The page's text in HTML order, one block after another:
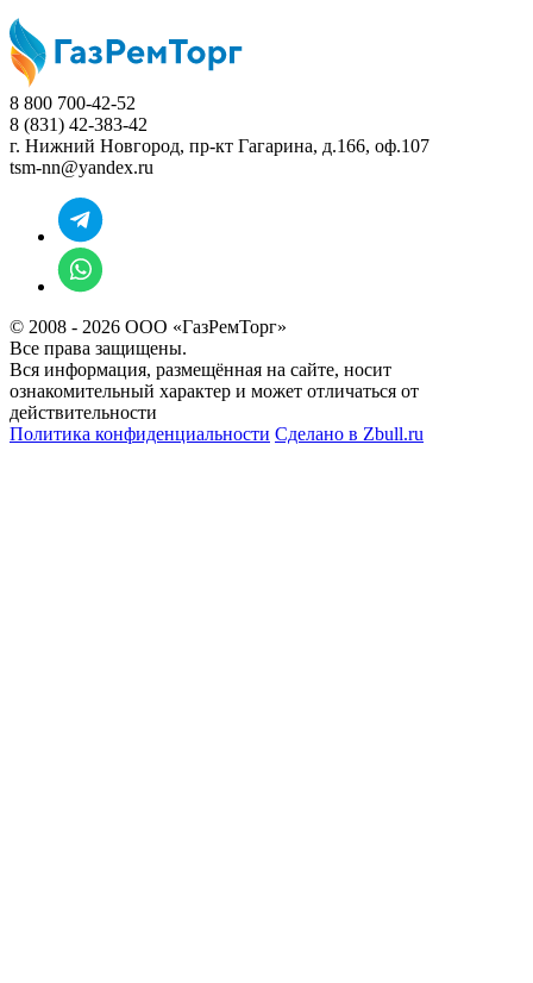
8 800 700-42-52
8 (831) 42-383-42
г. Нижний Новгород, пр-кт Гагарина, д.166, оф.107
tsm-nn@yandex.ru
© 2008 - 2026 ООО «ГазРемТорг»
Все права защищены.
Вся информация, размещённая на сайте, носит
ознакомительный характер и может отличаться от
действительности
Политика конфиденциальности Сделано в Zbull.ru